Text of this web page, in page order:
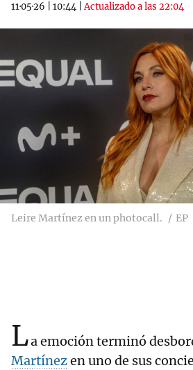
11·05·26 10:44 |Actualizado a las 22:04
Leire Martínez en un photocall. EP
La emoción terminó
Martínezen uno de sus